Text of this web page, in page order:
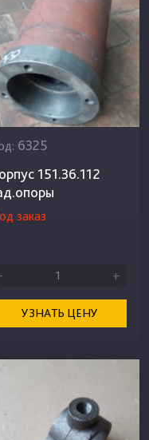
6325
151.36.112
заказ
- +
УЗНАТЬ ЦЕНУ